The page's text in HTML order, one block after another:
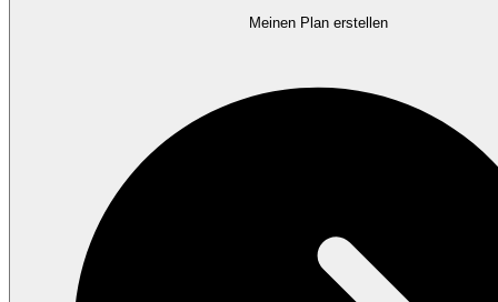
Meinen Plan erstellen